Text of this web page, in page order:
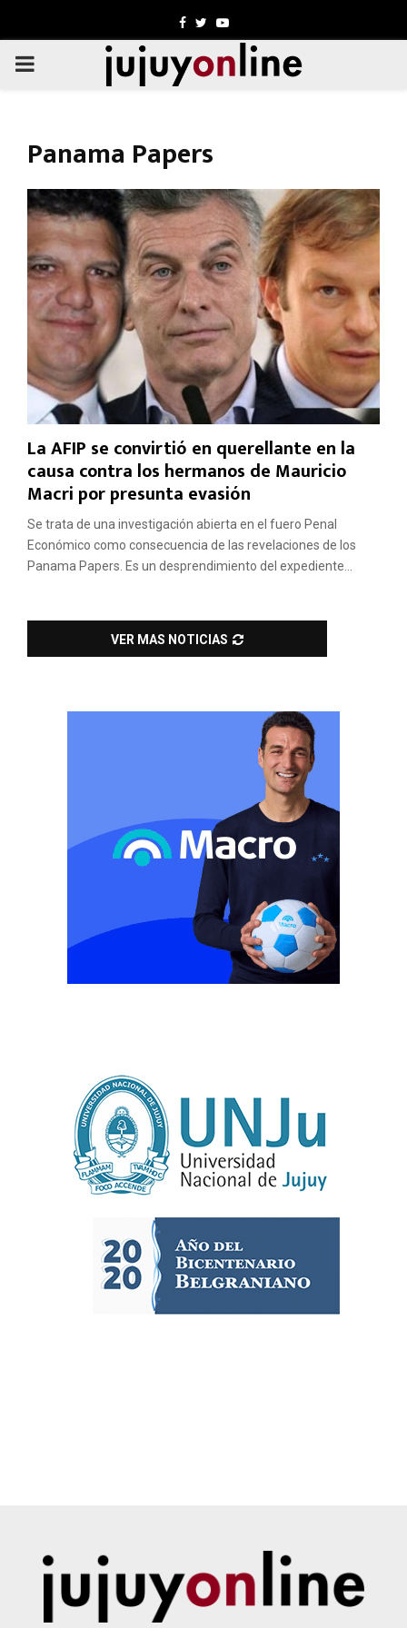
Facebook
TwitterYoutube
PRIMARY
Panama Papers
La AFIP se convirtió en querellante en la
causa contra los hermanos de Mauricio
Macri por presunta evasión
Se trata de una investigación abierta en el fuero Penal
Económico como consecuencia de las revelaciones de los
Panama Papers. Es un desprendimiento del expediente...
VER MAS NOTICIAS